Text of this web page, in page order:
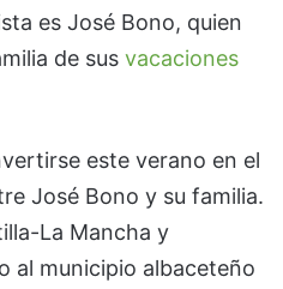
es José Bono, quien
de sus vacaciones
este verano en el
José Bono y su familia.
La Mancha y
al municipio albaceteño